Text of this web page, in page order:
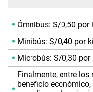
Ómnibus: S/0,50 por
Minibús: S/0,40 por
Microbús: S/0,30 por
Finalmente, entre los
beneficio